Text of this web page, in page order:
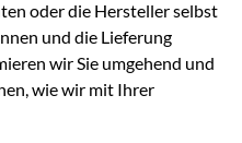
oder die Hersteller selbst
und die Lieferung
wir Sie umgehend und
wie wir mit Ihrer